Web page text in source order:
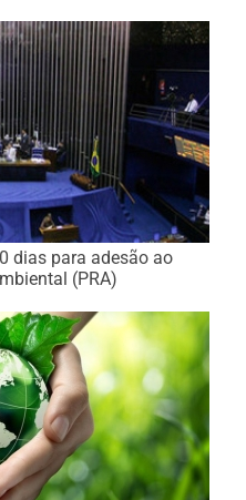
dias para adesão ao
(PRA)